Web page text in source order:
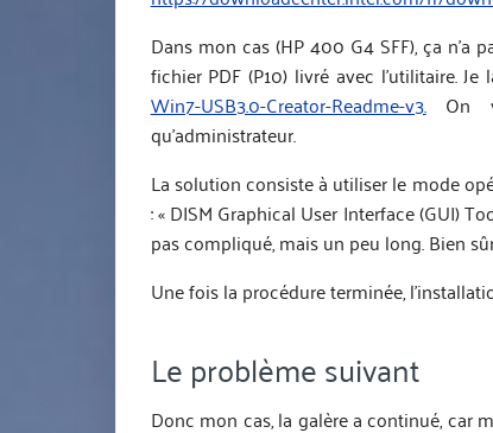
Dans mon cas (HP 400 G4 SFF), ça
fichier PDF (P10) livré avec l’utilitaire.
Win7-USB3.0-Creator-Readme-v3.On
qu’administrateur.
La solution consiste à utiliser le mode
: « DISM Graphical User Interface (GUI)
pas compliqué, mais un peu long. Bien
Une fois la procédure terminée,
Le problème suivant
Donc mon cas, la galère a continué, car